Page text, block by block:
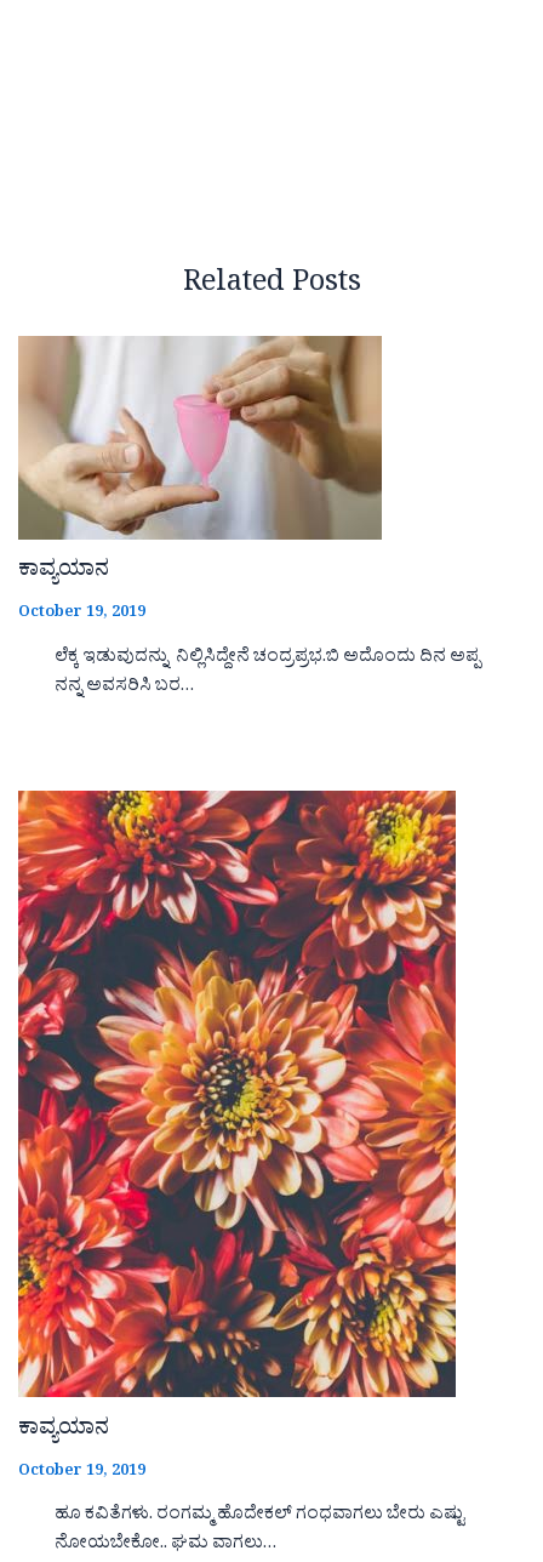
Related Posts
ಕಾವ್ಯಯಾನ
October 19, 2019
ಲೆಕ್ಕ ಇಡುವುದನ್ನು ನಿಲ್ಲಿಸಿದ್ದೇನೆ ಚಂದ್ರಪ್ರಭ.ಬಿ ಅದೊಂದು ದಿನ ಅಪ್ಪ
ನನ್ನ ಅವಸರಿಸಿ ಬರ…
ಕಾವ್ಯಯಾನ
October 19, 2019
ಹೂ ಕವಿತೆಗಳು. ರಂಗಮ್ಮ ಹೊದೇಕಲ್ ಗಂಧವಾಗಲು ಬೇರು ಎಷ್ಟು
ನೋಯಬೇಕೋ.. ಘಮ ವಾಗಲು…